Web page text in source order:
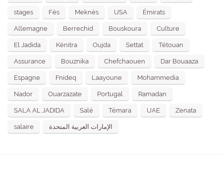
stages Fès Meknès USA Émirats
Allemagne Berrechid Bouskoura Culture
El Jadida Kénitra Oujda Settat Tétouan
Assurance Bouznika Chefchaouen Dar Bouaaza
Espagne Fnideq Laayoune Mohammedia
Nador Ouarzazate Portugal Ramadan
SALA AL JADIDA Salé Témara UAE Zenata
salaire الإمارات العربية المتحدة